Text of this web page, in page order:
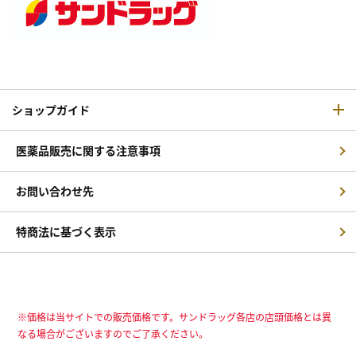
ショップガイド
医薬品販売に関する注意事項
お問い合わせ先
特商法に基づく表示
※価格は当サイトでの販売価格です。サンドラッグ各店の店頭価格とは異
なる場合がございますのでご了承ください。